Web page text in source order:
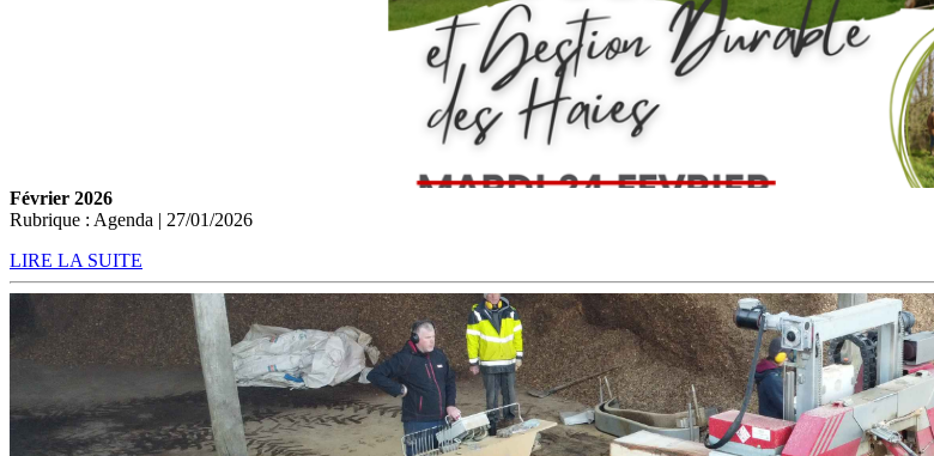
Février 2026
Rubrique : Agenda | 27/01/2026
LIRE LA SUITE